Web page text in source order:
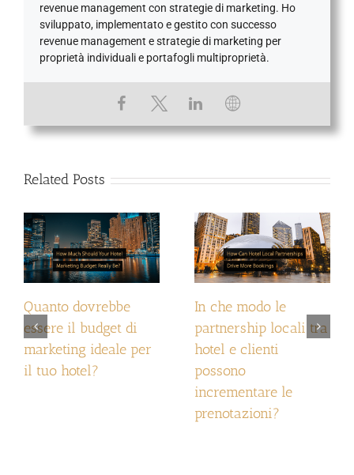
revenue management con strategie di marketing. Ho
sviluppato, implementato e gestito con successo
revenue management e strategie di marketing per
proprietà individuali e portafogli multiproprietà.
Related Posts
Quanto dovrebbe
essere il budget di
marketing ideale per
il tuo hotel?
In che modo le
partnership locali tra
hotel e clienti
possono
incrementare le
prenotazioni?